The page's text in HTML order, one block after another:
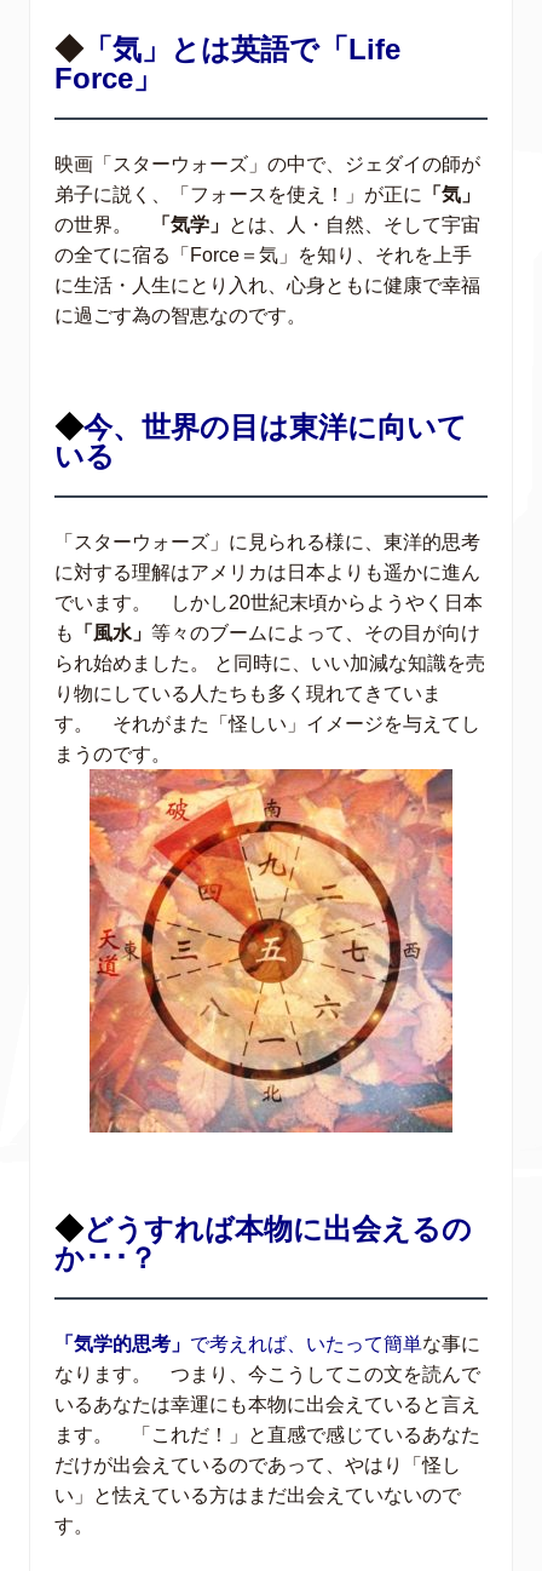
◆「気」とは英語で「Life
Force」
映画「スターウォーズ」の中で、ジェダイの師が
弟子に説く、「フォースを使え！」が正に
「気」
の世界。
「気学」 とは、人・自然、そして宇宙
の全てに宿る「Force＝気」を知り、それを上手
に生活・人生にとり入れ、心身ともに健康で幸福
に過ごす為の智恵なのです。
◆今、世界の目は東洋に向いて
いる
「スターウォーズ」に見られる様に、東洋的思考
に対する理解はアメリカは日本よりも遥かに進ん
でいます。 しかし20世紀末頃からようやく日本
も
「風水」 等々のブームによって、その目が向け
られ始めました。 と同時に、いい加減な知識を売
り物にしている人たちも多く現れてきていま
す。 それがまた「怪しい」イメージを与えてし
まうのです。
◆どうすれば本物に出会えるの
か･･･？
「気学的思考」 で考えれば、いたって簡単な事に
なります。 つまり、今こうしてこの文を読んで
いるあなたは幸運にも本物に出会えていると言え
ます。 「これだ！」と直感で感じているあなた
だけが出会えているのであって、やはり「怪し
い」と怯えている方はまだ出会えていないので
す。